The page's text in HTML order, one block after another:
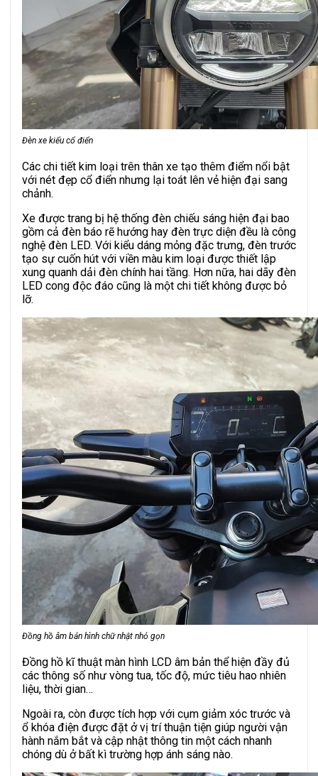
Đèn xe kiểu cổ điển
Các chi tiết kim loại trên thân xe tạo thêm điểm nổi bật
với nét đẹp cổ điển nhưng lại toát lên vẻ hiện đại sang
chảnh.
Xe được trang bị hệ thống đèn chiếu sáng hiện đại bao
gồm cả đèn báo rẽ hướng hay đèn trực diện đều là công
nghệ đèn LED. Với kiểu dáng mỏng đặc trưng, đèn trước
tạo sự cuốn hút với viền màu kim loại được thiết lập
xung quanh dải đèn chính hai tầng. Hơn nữa, hai dãy đèn
LED cong độc đáo cũng là một chi tiết không được bỏ
lỡ.
Đồng hồ âm bản hình chữ nhật nhỏ gọn
Đồng hồ kĩ thuật màn hình LCD âm bản thể hiện đầy đủ
các thông số như vòng tua, tốc độ, mức tiêu hao nhiên
liệu, thời gian…
Ngoài ra, còn được tích hợp với cụm giảm xóc trước và
ổ khóa điện được đặt ở vị trí thuận tiện giúp người vận
hành nắm bắt và cập nhật thông tin một cách nhanh
chóng dù ở bất kì trường hợp ánh sáng nào.